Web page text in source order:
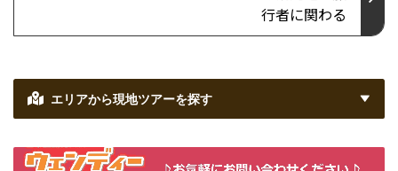
エリアから現地ツアーを探す